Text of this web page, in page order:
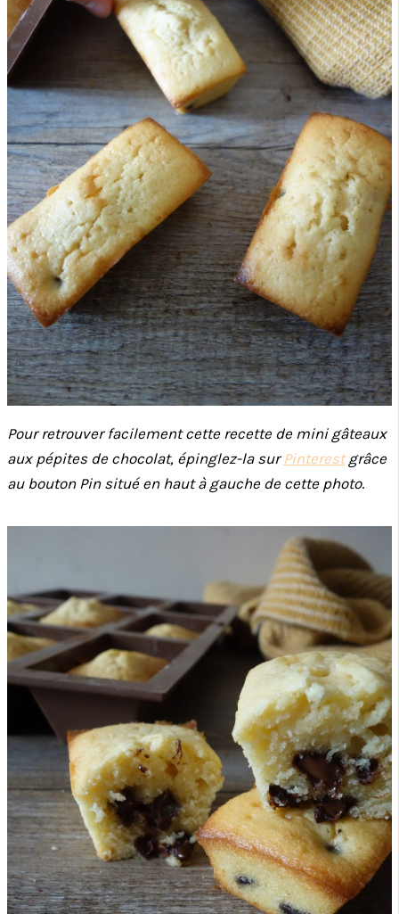
Pour retrouver facilement cette recette de mini gâteaux
aux pépites de chocolat, épinglez-la sur Pinterestgrâce
au bouton Pin situé en haut à gauche de cette photo.